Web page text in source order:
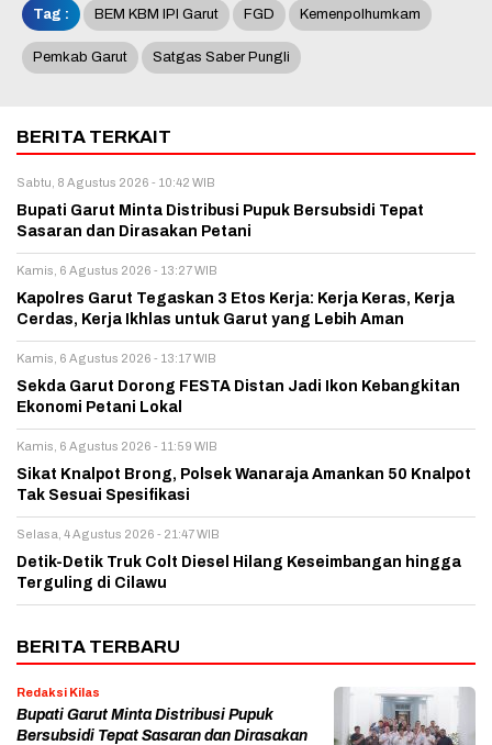
Tag : BEM KBM IPI Garut FGD Kemenpolhumkam
Pemkab Garut Satgas Saber Pungli
BERITA TERKAIT
Sabtu, 8 Agustus 2026 - 10:42 WIB
Bupati Garut Minta Distribusi Pupuk Bersubsidi Tepat
Sasaran dan Dirasakan Petani
Kamis, 6 Agustus 2026 - 13:27 WIB
Kapolres Garut Tegaskan 3 Etos Kerja: Kerja Keras, Kerja
Cerdas, Kerja Ikhlas untuk Garut yang Lebih Aman
Kamis, 6 Agustus 2026 - 13:17 WIB
Sekda Garut Dorong FESTA Distan Jadi Ikon Kebangkitan
Ekonomi Petani Lokal
Kamis, 6 Agustus 2026 - 11:59 WIB
Sikat Knalpot Brong, Polsek Wanaraja Amankan 50 Knalpot
Tak Sesuai Spesifikasi
Selasa, 4 Agustus 2026 - 21:47 WIB
Detik-Detik Truk Colt Diesel Hilang Keseimbangan hingga
Terguling di Cilawu
BERITA TERBARU
Redaksi Kilas
Bupati Garut Minta Distribusi Pupuk
Bersubsidi Tepat Sasaran dan Dirasakan